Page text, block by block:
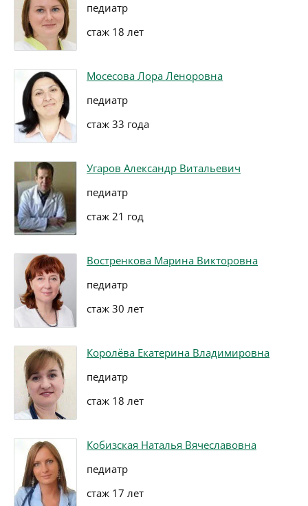
педиатр
стаж 18 лет
Мосесова Лора Леноровна
педиатр
стаж 33 года
Угаров Александр Витальевич
педиатр
стаж 21 год
Востренкова Марина Викторовна
педиатр
стаж 30 лет
Королёва Екатерина Владимировна
педиатр
стаж 18 лет
Кобизская Наталья Вячеславовна
педиатр
стаж 17 лет